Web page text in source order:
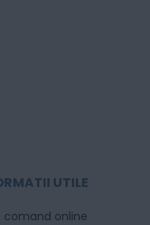
UTILE
comand online